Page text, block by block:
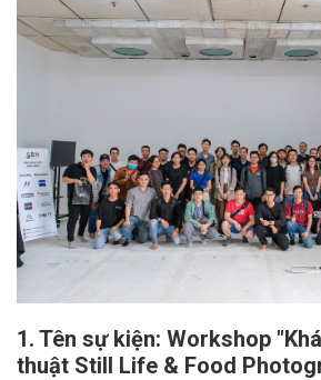
1. Tên sự kiện: Workshop
thuật Still Life & Food